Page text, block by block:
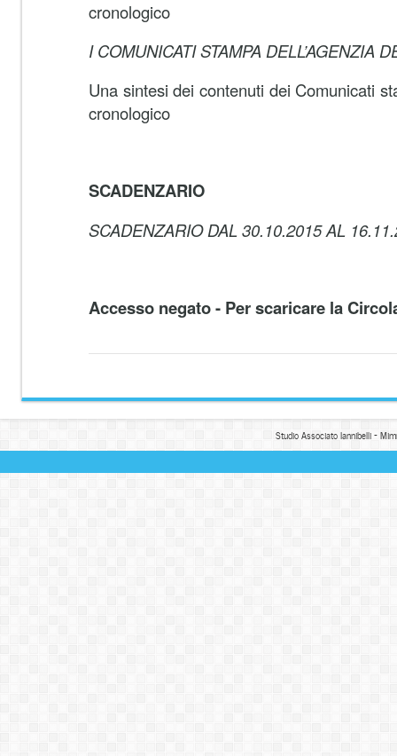
cronologico
I COMUNICATI STAMPA DELL’AGENZIA
Una sintesi dei contenuti dei Comunicati
cronologico
SCADENZARIO
SCADENZARIO DAL 30.10.2015 AL
Accesso negato - Per scaricare la
Studio Associato Iannibelli -